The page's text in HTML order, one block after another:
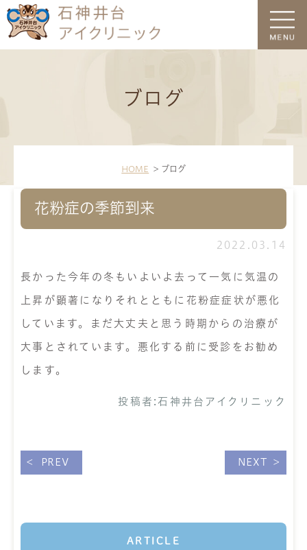
ブログ
HOME ブログ
花粉症の季節到来
2022.03.14
長かった今年の冬もいよいよ去って一気に気温の
上昇が顕著になりそれとともに花粉症症状が悪化
しています。まだ大丈夫と思う時期からの治療が
大事とされています。悪化する前に受診をお勧め
します。
投稿者: 石神井台アイクリニック
PREV NEXT
ARTICLE